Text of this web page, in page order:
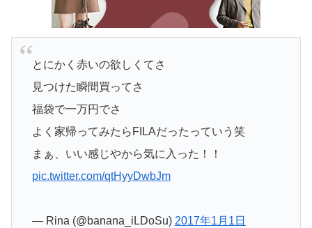
とにかく赤いの欲しくてさ
見つけた瞬間買ってさ
福袋で一万円でさ
よく家帰ってみたらFILAだったっていう笑
まぁ、いい感じやから気に入った！！
pic.twitter.com/qtHyyDwbJm
— Rina (@banana_iLDoSu) 2017年1月1日